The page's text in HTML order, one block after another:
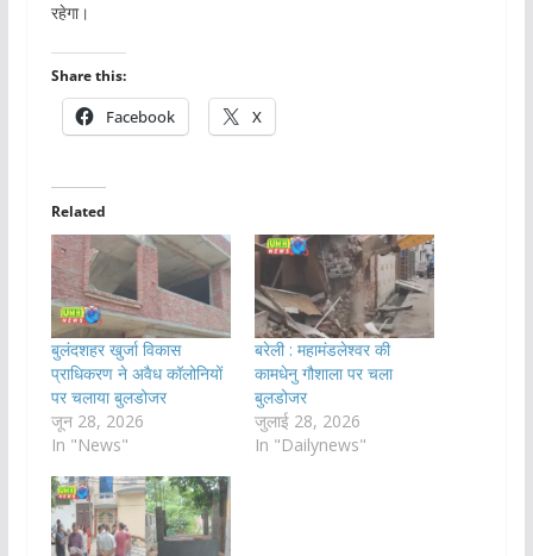
रहेगा।
Share this:
Facebook X
Related
बुलंदशहर खुर्जा विकास
प्राधिकरण ने अवैध कॉलोनियों
पर चलाया बुलडोजर
जून 28, 2026
In "News"
बरेली : महामंडलेश्वर की
कामधेनु गौशाला पर चला
बुलडोजर
जुलाई 28, 2026
In "Dailynews"